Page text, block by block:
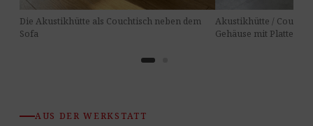
Die Akustikhütte als Couchtisch neben dem
Sofa
Akustikhütte /
Gehäuse mit Platte
AUS DER WERKSTATT